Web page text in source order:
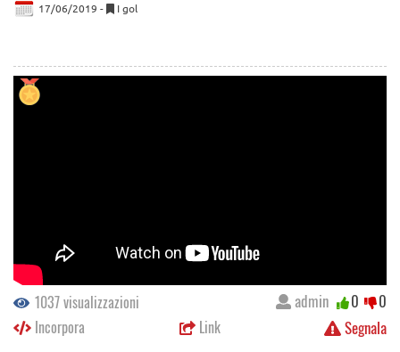
17/06/2019 - I gol
1037 visualizzazioni
Incorpora
Link Segnala
admin 0 0